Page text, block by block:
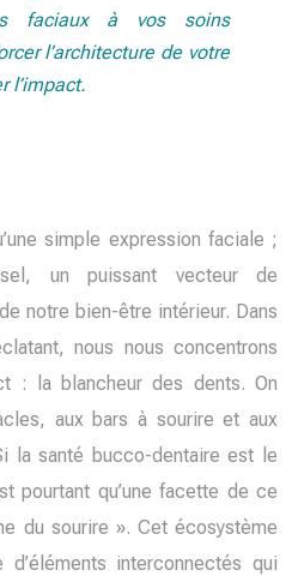
faciaux à vos soins
l’architecture de votre
l’impact.
simple expression faciale ;
un puissant vecteur de
notre bien-être intérieur. Dans
nous nous concentrons
: la blancheur des dents. On
aux bars à sourire et aux
la santé bucco-dentaire est le
pourtant qu’une facette de ce
du sourire ». Cet écosystème
interconnectés qui